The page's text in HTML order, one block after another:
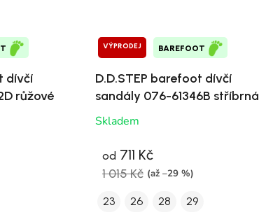
dívčí
růžové
VÝPRODEJ BAREFOOT
D.D.STEP barefoot dívčí
sandály 076-61346B stříbrná
Skladem
od 711 Kč
1 015 Kč (až –29 %)
23 26 28 29